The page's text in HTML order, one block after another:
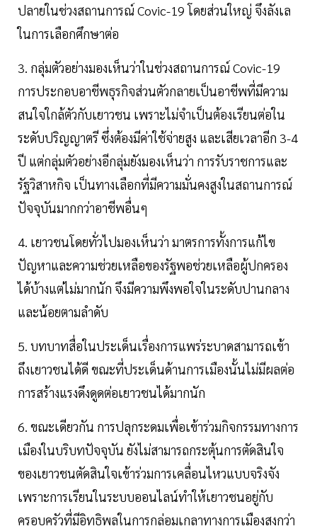
ปลายในช่วงสถานการณ์ Covic-19 โดยส่วนใหญ่ จึงลังเล
ในการเลือกศึกษาต่อ
3. กลุ่มตัวอย่างมองเห็นว่าในช่วงสถานการณ์ Covic-19
การประกอบอาชีพธุรกิจส่วนตัวกลายเป็นอาชีพที่มีความ
สนใจใกล้ตัวกับเยาวชน เพราะไม่จำเป็นต้องเรียนต่อใน
ระดับปริญญาตรี ซึ่งต้องมีค่าใช้จ่ายสูง และเสียเวลาอีก 3-4
ปี แต่กลุ่มตัวอย่างอีกลุ่มยังมองเห็นว่า การรับราชการและ
รัฐวิสาหกิจ เป็นทางเลือกที่มีความมั่นคงสูงในสถานการณ์
ปัจจุบันมากกว่าอาชีพอื่นๆ
4. เยาวชนโดยทั่วไปมองเห็นว่า มาตรการทั้งการแก้ไข
ปัญหาและความช่วยเหลือของรัฐพอช่วยเหลือผู้ปกครอง
ได้บ้างแต่ไม่มากนัก จึงมีความพึงพอใจในระดับปานกลาง
และน้อยตามลำดับ
5. บทบาทสื่อในประเด็นเรื่องการแพร่ระบาดสามารถเข้า
ถึงเยาวชนได้ดี ขณะที่ประเด็นด้านการเมืองนั้นไม่มีผลต่อ
การสร้างแรงดึงดูดต่อเยาวชนได้มากนัก
6. ขณะเดียวกัน การปลุกระดมเพื่อเข้าร่วมกิจกรรมทางการ
เมืองในบริบทปัจจุบัน ยังไม่สามารถกระตุ้นการตัดสินใจ
ของเยาวชนตัดสินใจเข้าร่วมการเคลื่อนไหวแบบจริงจัง
เพราะการเรียนในระบบออนไลน์ทำให้เยาวชนอยู่กับ
ครอบครัวที่มีอิทธิพลในการกล่อมเกลาทางการเมืองสูงกว่า